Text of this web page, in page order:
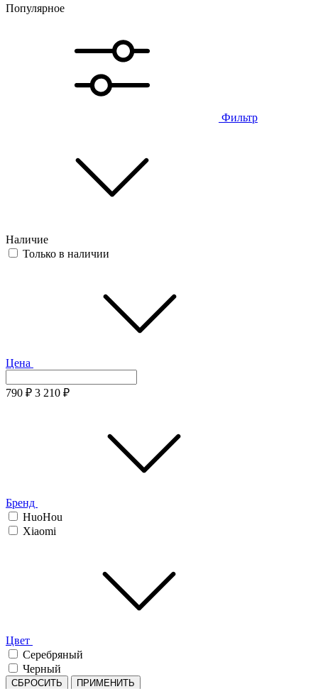
Популярное
Фильтр
Наличие
Только в наличии
Цена
790 ₽ 3 210 ₽
Бренд
HuoHou
Xiaomi
Цвет
Серебряный
Черный
СБРОСИТЬ ПРИМЕНИТЬ